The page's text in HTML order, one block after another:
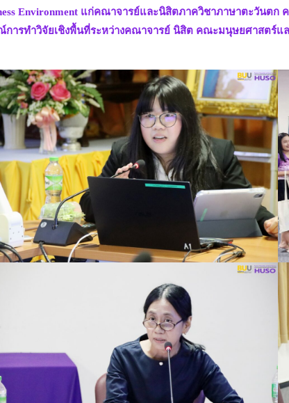
Environment แก่คณาจารย์และนิสิตภาควิชาภาษาตะวัน
การทำวิจัยเชิงพื้นที่ระหว่างคณาจารย์ นิสิต คณะมนุษยศาสตร์